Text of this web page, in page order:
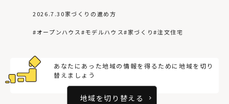
2026.7.30家づくりの進め方
オープンハウス モデルハウス 家づくり 注文住宅
あなたにあった地域の情報を得るために地域を切り
替えましょう
地域を切り替える